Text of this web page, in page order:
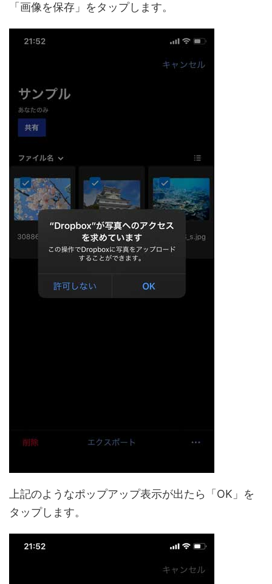
「画像を保存」をタップします。
上記のようなポップアップ表示が出たら「OK」を
タップします。